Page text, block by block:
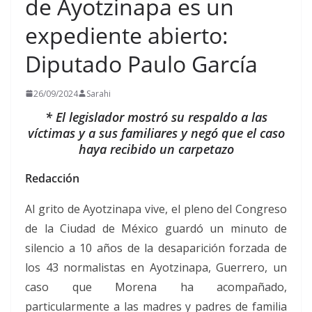
LGBTQ+ y personas en situación de movilidad
humana de Iztapalapa. Un rumor –dijo- es una
afirmación no verificada que circula de boca en
boca muchas veces nacida del miedo, la
incertidumbre o la falta de información oficial y que,
y sólo busca advertir de un supuesto peligro, la
realidad es que distorsiona hechos, siembra
desconfianza y fortalece estereotipos. Además, es
el primer nivel de los llamados «desórdenes de la
información», una de cuyas formas es la creación
daño, lo que en Iztapalapa tristemente se refleja en
criminalizar a sus juventudes o estigmatizar a los
migrantes. Por otro lado -añadió la mandataria
iztapalapense en el atrio de la Capilla de San Lucas,
donde se realizó esta reunión-, “padecemos la mal
información, la cual consiste en el uso de datos,
fotografías o identidades reales, pero sacadas de
contexto para dañar, lo que agrava enormemente
la vulnerabilidad de población LGBTQ+, y pueblos
de Ayotzinapa es un
expediente abierto:
Diputado Paulo García
26/09/2024 Sarahi
* El legislador mostró su respaldo a las
víctimas y a sus familiares y negó que el caso
haya recibido un carpetazo
Redacción
Al grito de Ayotzinapa vive, el pleno del Congreso
de la Ciudad de México guardó un minuto de
silencio a 10 años de la desaparición forzada de
los 43 normalistas en Ayotzinapa, Guerrero, un
caso que Morena ha acompañado,
particularmente a las madres y padres de familia